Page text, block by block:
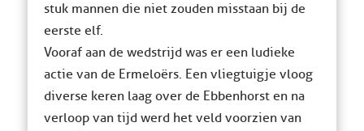
stuk mannen die niet zouden misstaan bij de
eerste elf.
Vooraf aan de wedstrijd was er een ludieke
actie van de Ermeloërs. Een vliegtuigje vloog
diverse keren laag over de Ebbenhorst en na
verloop van tijd werd het veld voorzien van